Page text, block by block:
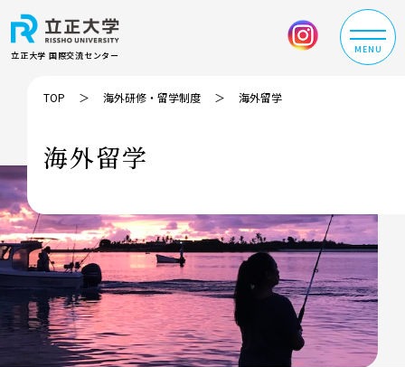
立正大学 国際交流センター
MENU
TOP 海外研修・留学制度 海外留学
海外留学